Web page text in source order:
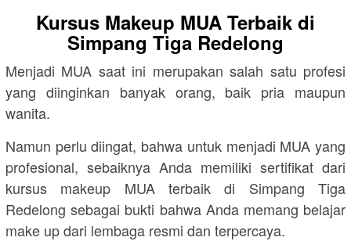
Kursus Makeup MUA Terbaik di
Simpang Tiga Redelong
Menjadi MUA saat ini merupakan salah satu profesi
yang diinginkan banyak orang, baik pria maupun
wanita.
Namun perlu diingat, bahwa untuk menjadi MUA yang
profesional, sebaiknya Anda memiliki sertifikat dari
kursus makeup MUA terbaik di Simpang Tiga
Redelong sebagai bukti bahwa Anda memang belajar
make up dari lembaga resmi dan terpercaya.